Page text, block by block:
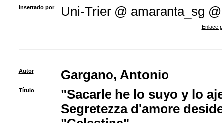
Insertado por
Uni-Trier @ amaranta_sg @
Enlace
Autor Gargano, Antonio
Título
"Sacarle he lo suyo y lo
Segretezza d'amore